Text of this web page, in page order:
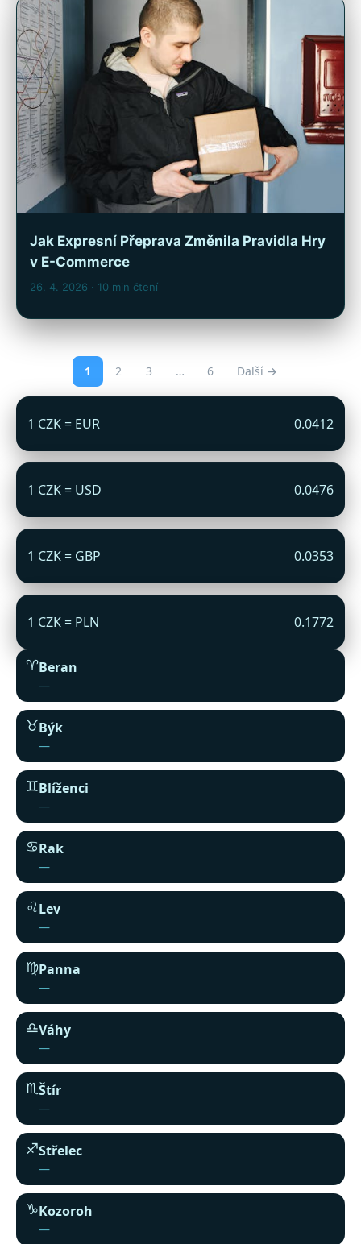
Jak Expresní Přeprava Změnila Pravidla Hry
v E-Commerce
26. 4. 2026 · 10 min čtení
1 2 3 … 6 Další →
1 CZK = EUR 0.0412
1 CZK = USD 0.0476
1 CZK = GBP 0.0353
1 CZK = PLN 0.1772
♈︎Beran
—
♉︎Býk
—
♊︎Blíženci
—
♋︎Rak
—
♌︎Lev
—
♍︎Panna
—
♎︎Váhy
—
♏︎Štír
—
♐︎Střelec
—
♑︎Kozoroh
—